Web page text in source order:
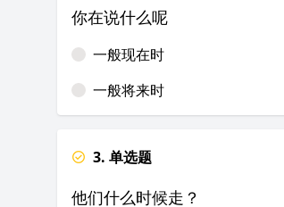
你在说什么呢
一般现在时
一般将来时
3. 单选题
他们什么时候走？